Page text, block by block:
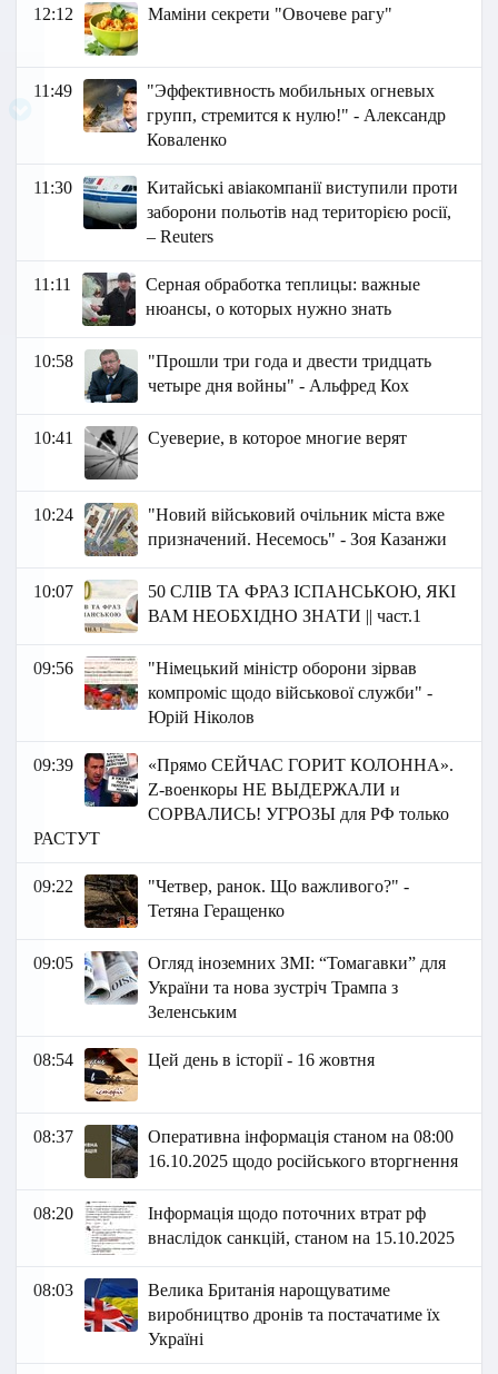
12:12 Маміни секрети "Овочеве рагу"
11:49
"Эффективность мобильных огневых
групп, стремится к нулю!" - Александр
Коваленко
11:30
Китайські авіакомпанії виступили проти
заборони польотів над територією росії,
– Reuters
11:11
Серная обработка теплицы: важные
нюансы, о которых нужно знать
10:58
"Прошли три года и двести тридцать
четыре дня войны" - Альфред Кох
10:41 Суеверие, в которое многие верят
10:24
"Новий військовий очільник міста вже
призначений. Несемось" - Зоя Казанжи
10:07
50 СЛІВ ТА ФРАЗ ІСПАНСЬКОЮ, ЯКІ
ВАМ НЕОБХІДНО ЗНАТИ || част.1
09:56
"Німецький міністр оборони зірвав
компроміс щодо військової служби" -
Юрій Ніколов
09:39
«Прямо СЕЙЧАС ГОРИТ КОЛОННА».
Z-военкоры НЕ ВЫДЕРЖАЛИ и
СОРВАЛИСЬ! УГРОЗЫ для РФ только
РАСТУТ
09:22
"Четвер, ранок. Що важливого?" -
Тетяна Геращенко
09:05
Огляд іноземних ЗМІ: “Томагавки” для
України та нова зустріч Трампа з
Зеленським
08:54 Цей день в історії - 16 жовтня
08:37
Оперативна інформація станом на 08:00
16.10.2025 щодо російського вторгнення
08:20
Інформація щодо поточних втрат рф
внаслідок санкцій, станом на 15.10.2025
08:03
Велика Британія нарощуватиме
виробництво дронів та постачатиме їх
Україні